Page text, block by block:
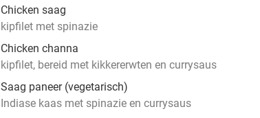
Chicken saag
kipfilet met spinazie
Chicken channa
kipfilet, bereid met kikkererwten en currysaus
Saag paneer (vegetarisch)
Indiase kaas met spinazie en currysaus